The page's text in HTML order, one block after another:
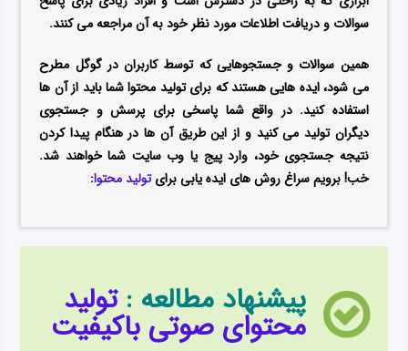
سوالات و دریافت اطلاعات مورد نظر خود به آن مراجعه می کنند.
همین سوالات و جستجوهایی که توسط کاربران در گوگل مطرح
می شود، ایده هایی هستند که برای تولید محتوا شما باید از آن ها
استفاده کنید. در واقع شما پاسخی برای پرسش و جستجوی
دیگران تولید می کنید و از این طریق آن ها در هنگام پیدا کردن
نتیجه جستجوی خود، وارد پیج یا وب سایت شما خواهند شد.
خب! برویم سراغ روش های ایده یابی برایتولید محتوا:
پیشنهاد مطالعه :تولید
محتوای صوتی باکیفیت